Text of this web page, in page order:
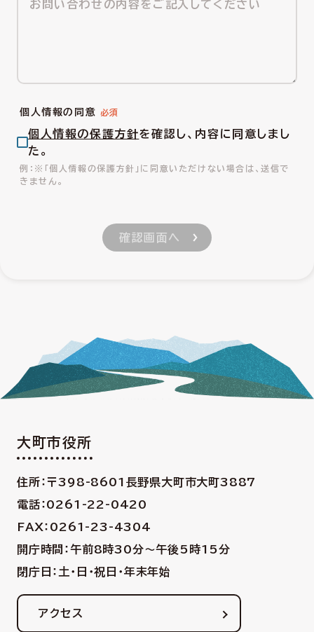
個人情報の同意
個人情報の保護方針を確認し、内容に同意しまし
た。
※「個人情報の保護方針」に同意いただけない場合は、送信で
きません。
大町市役所
住所：〒398-8601 長野県大町市大町3887
電話：0261-22-0420
FAX：0261-23-4304
開庁時間：午前8時30分〜午後5時15分
閉庁日：土・日・祝日・年末年始
アクセス